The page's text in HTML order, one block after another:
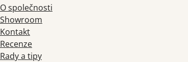
O společnosti
Showroom
Kontakt
Recenze
Rady a tipy